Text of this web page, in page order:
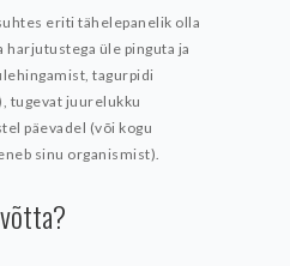
eriti tähelepanelik olla
üle pinguta ja
tagurpidi
tugevat juurelukku
päevadel (või kogu
sinu organismist).